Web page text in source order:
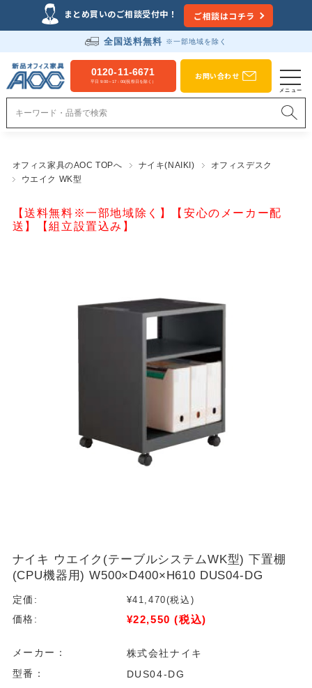
まとめ買いのご相談受付中！ ご相談はコチラ
全国送料無料 ※一部地域を除く
0120-11-6671
平日 9:00～17：00(祝祭日を除く）
お問い合わせ
オフィス家具のAOC TOPへ ナイキ(NAIKI)
オフィスデスク
ウエイク WK型
【送料無料※一部地域除く】【安心のメーカー配
送】【組立設置込み】
ナイキ ウエイク(テーブルシステムWK型) 下置棚
(CPU機器用) W500×D400×H610 DUS04-DG
定価: ¥41,470(税込)
価格:
¥22,550 (税込)
メーカー：
株式会社ナイキ
型番：
DUS04-DG